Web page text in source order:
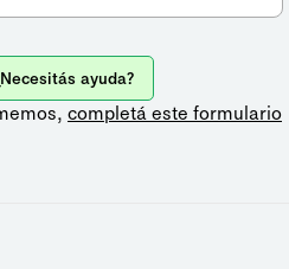
ayuda?
completá este formulario